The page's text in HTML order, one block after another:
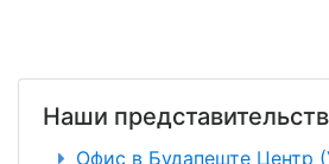
Наши
Офис в Будапеште Центр